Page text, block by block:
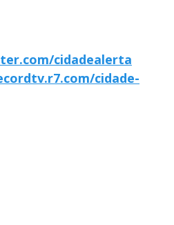
cidadealerta
cidade-